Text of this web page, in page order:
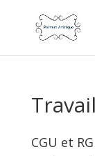
CGU et